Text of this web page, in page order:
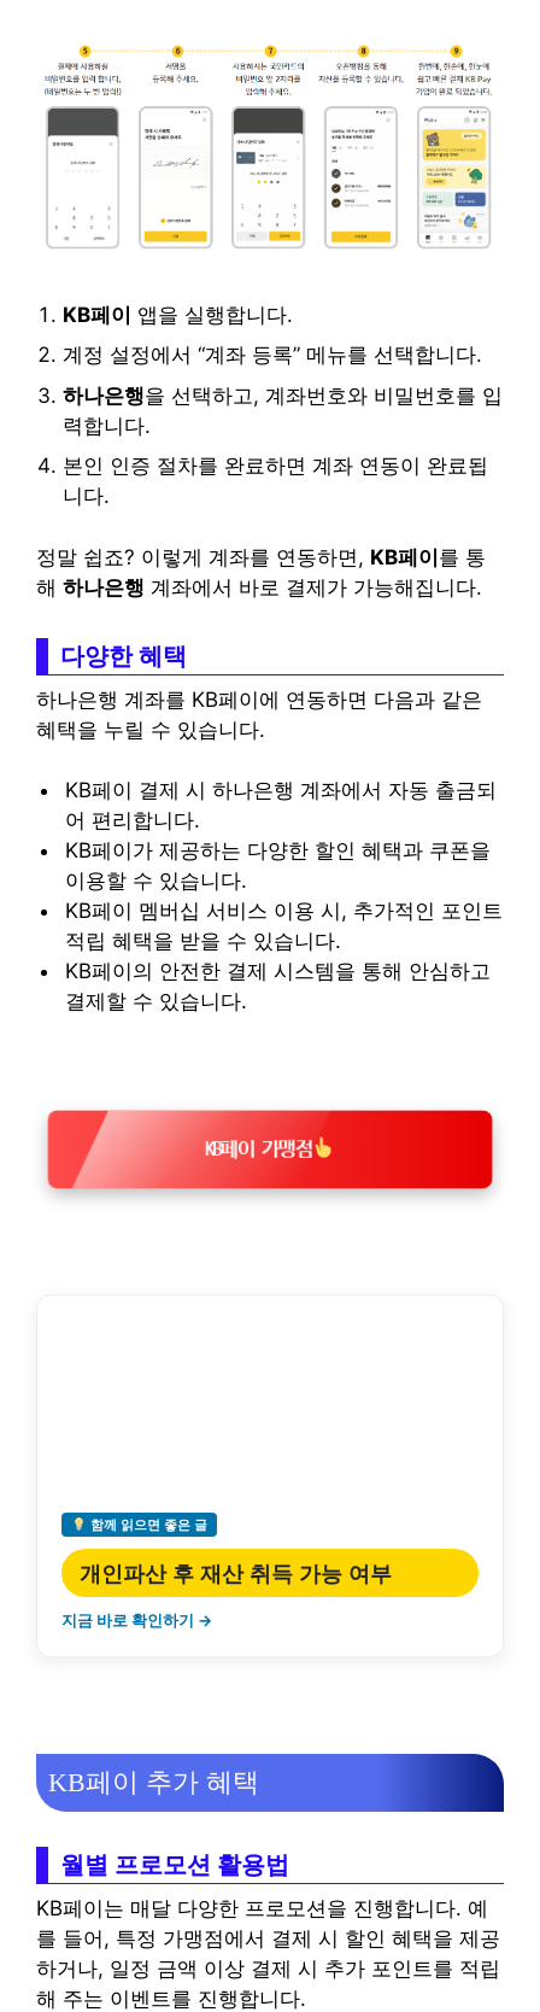
KB페이 앱을 실행합니다.
계정 설정에서 “계좌 등록” 메뉴를 선택합니다.
하나은행을 선택하고, 계좌번호와 비밀번호를 입
력합니다.
본인 인증 절차를 완료하면 계좌 연동이 완료됩
니다.
정말 쉽죠? 이렇게 계좌를 연동하면, KB페이를 통
해 하나은행 계좌에서 바로 결제가 가능해집니다.
다양한 혜택
하나은행 계좌를 KB페이에 연동하면 다음과 같은
혜택을 누릴 수 있습니다.
KB페이 결제 시 하나은행 계좌에서 자동 출금되
어 편리합니다.
KB페이가 제공하는 다양한 할인 혜택과 쿠폰을
이용할 수 있습니다.
KB페이 멤버십 서비스 이용 시, 추가적인 포인트
적립 혜택을 받을 수 있습니다.
KB페이의 안전한 결제 시스템을 통해 안심하고
결제할 수 있습니다.
KB페이 가맹점
함께 읽으면 좋은 글
개인파산 후 재산 취득 가능 여부
지금 바로 확인하기 →
KB페이 추가 혜택
월별 프로모션 활용법
KB페이는 매달 다양한 프로모션을 진행합니다. 예
를 들어, 특정 가맹점에서 결제 시 할인 혜택을 제공
하거나, 일정 금액 이상 결제 시 추가 포인트를 적립
해 주는 이벤트를 진행합니다.